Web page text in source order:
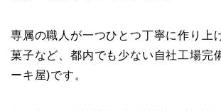
専属の職人が一つひとつ丁寧に作り上
菓子など 、都内でも少ない 自社工場完
ーキ屋)です。